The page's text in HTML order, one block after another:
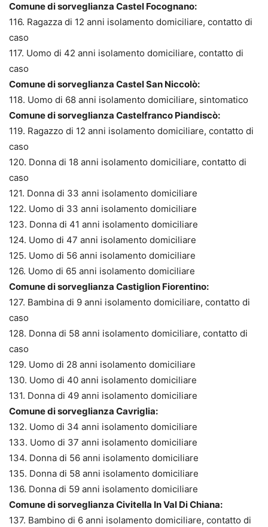
Comune di sorveglianza Castel Focognano:
116. Ragazza di 12 anni isolamento domiciliare, contatto di
caso
117. Uomo di 42 anni isolamento domiciliare, contatto di
caso
Comune di sorveglianza Castel San Niccolò:
118. Uomo di 68 anni isolamento domiciliare, sintomatico
Comune di sorveglianza Castelfranco Piandiscò:
119. Ragazzo di 12 anni isolamento domiciliare, contatto di
caso
120. Donna di 18 anni isolamento domiciliare, contatto di
caso
121. Donna di 33 anni isolamento domiciliare
122. Uomo di 33 anni isolamento domiciliare
123. Donna di 41 anni isolamento domiciliare
124. Uomo di 47 anni isolamento domiciliare
125. Uomo di 56 anni isolamento domiciliare
126. Uomo di 65 anni isolamento domiciliare
Comune di sorveglianza Castiglion Fiorentino:
127. Bambina di 9 anni isolamento domiciliare, contatto di
caso
128. Donna di 58 anni isolamento domiciliare, contatto di
caso
129. Uomo di 28 anni isolamento domiciliare
130. Uomo di 40 anni isolamento domiciliare
131. Donna di 49 anni isolamento domiciliare
Comune di sorveglianza Cavriglia:
132. Uomo di 34 anni isolamento domiciliare
133. Uomo di 37 anni isolamento domiciliare
134. Donna di 56 anni isolamento domiciliare
135. Donna di 58 anni isolamento domiciliare
136. Donna di 59 anni isolamento domiciliare
Comune di sorveglianza Civitella In Val Di Chiana:
137. Bambino di 6 anni isolamento domiciliare, contatto di